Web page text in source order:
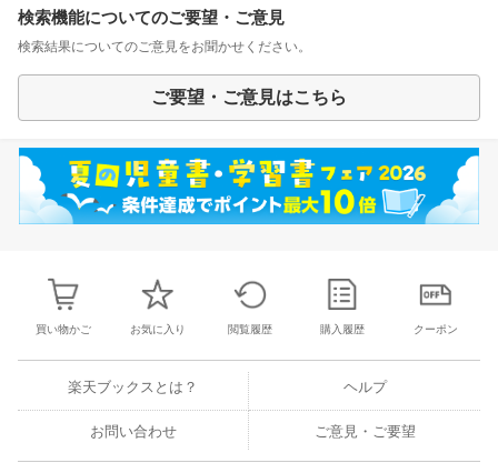
検索機能についてのご要望・ご意見
検索結果についてのご意見をお聞かせください。
ご要望・ご意見はこちら
買い物かご お気に入り 閲覧履歴 購入履歴 クーポン
楽天ブックスとは？ ヘルプ
お問い合わせ ご意見・ご要望